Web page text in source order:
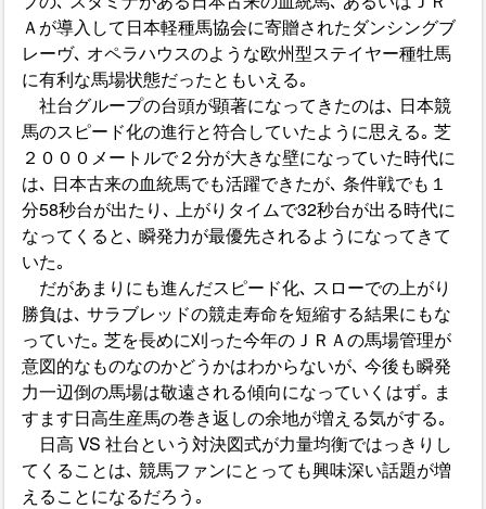
Ａが導入して日本軽種馬協会に寄贈されたダンシングブ
レーヴ､ オペラハウスのような欧州型ステイヤー種牡馬
に有利な馬場状態だったともいえる｡
社台グループの台頭が顕著になってきたのは､ 日本競
馬のスピード化の進行と符合していたように思える｡ 芝
２０００メートルで２分が大きな壁になっていた時代に
は､ 日本古来の血統馬でも活躍できたが､ 条件戦でも１
分58秒台が出たり､ 上がりタイムで32秒台が出る時代に
なってくると､ 瞬発力が最優先されるようになってきて
いた｡
だがあまりにも進んだスピード化､ スローでの上がり
勝負は､ サラブレッドの競走寿命を短縮する結果にもな
っていた｡ 芝を長めに刈った今年のＪＲＡの馬場管理が
意図的なものなのかどうかはわからないが､ 今後も瞬発
力一辺倒の馬場は敬遠される傾向になっていくはず｡ ま
すます日高生産馬の巻き返しの余地が増える気がする｡
日高 VS 社台という対決図式が力量均衡ではっきりし
てくることは､ 競馬ファンにとっても興味深い話題が増
えることになるだろう｡